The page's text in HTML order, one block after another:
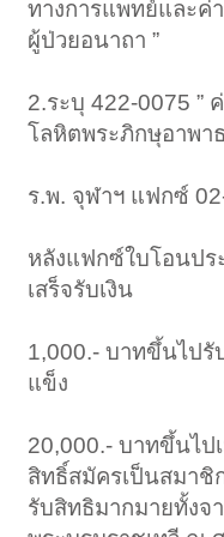
ทางการแพทย์และค่
ผู้ป่วยอนาถา ”
2.ระบุ 422-0075 ”
โลหิตพระภิกษุอาพา
ร.พ. จุฬาฯ แฟกซ์
หลังแฟกซ์ใบโอนป
เสร็จรับเงิน
1,000.- บาทขึ้นไป
แข็ง
20,000.- บาทขึ้นไป
สิทธิ์สมัครเป็นสมาชิ
รับสิทธิมากมายทั้งจ